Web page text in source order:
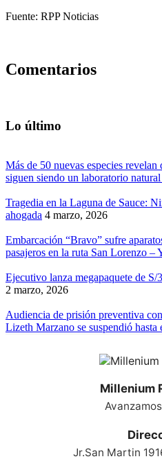
Fuente: RPP Noticias
Comentarios
Lo último
Más de 50 nuevas especies revelan
siguen siendo un laboratorio
Tragedia en la Laguna de Sauce:
ahogada 4 marzo, 2026
Embarcación “Bravo” sufre
pasajeros en la ruta San Lorenzo –
Ejecutivo lanza megapaquete de
2 marzo, 2026
Audiencia de prisión preventiva
Lizeth Marzano se suspendió hasta
Millenium
Jr.San Martin